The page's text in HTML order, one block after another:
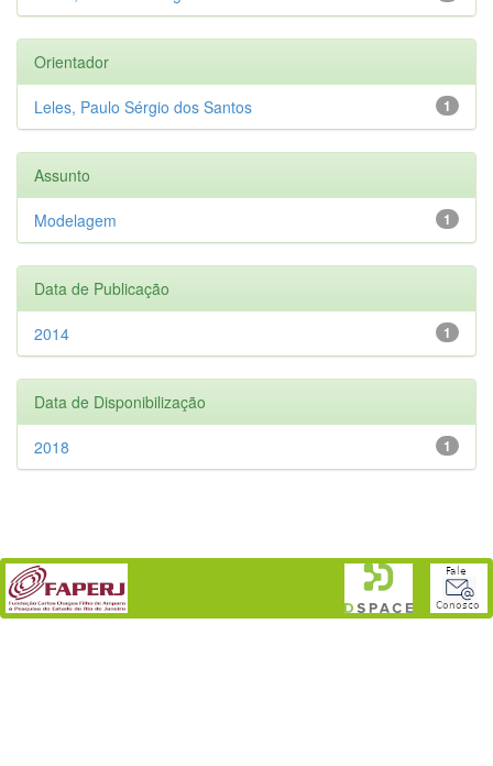
Orientador
1
Leles, Paulo Sérgio dos Santos
Assunto
1
Modelagem
Data de Publicação
1
2014
Data de Disponibilização
1
2018